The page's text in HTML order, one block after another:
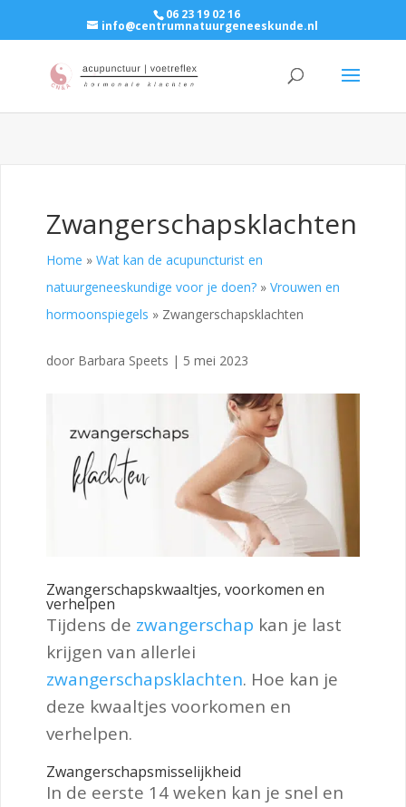
06 23 19 02 16
info@centrumnatuurgeneeskunde.nl
Zwangerschapsklachten
Home » Wat kan de acupuncturist en
natuurgeneeskundige voor je doen? » Vrouwen en
hormoonspiegels » Zwangerschapsklachten
door Barbara Speets | 5 mei 2023
Zwangerschapskwaaltjes, voorkomen en
verhelpen
Tijdens de zwangerschap kan je last
krijgen van allerlei
zwangerschapsklachten. Hoe kan je
deze kwaaltjes voorkomen en
verhelpen.
Zwangerschapsmisselijkheid
In de eerste 14 weken kan je snel en